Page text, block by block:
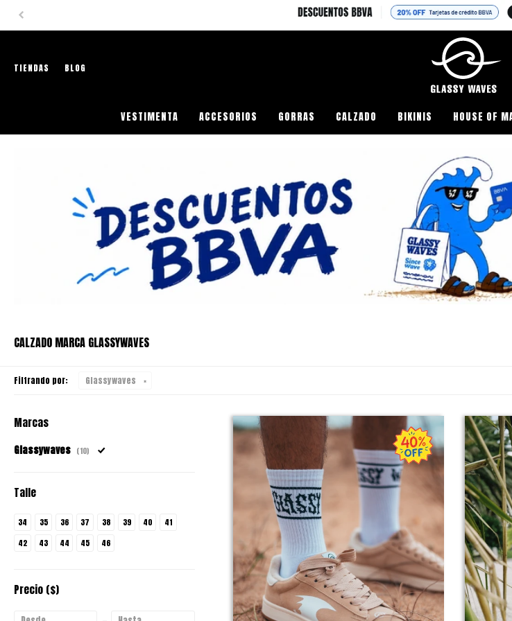
HASTA 40% OFF EN PRODUCTOS SELECCIONADOS
VESTIMENTA ACCESORIOS GORRAS CALZADO BIKINIS HOUSE OF
TIENDAS BLOG
CALZADO MARCA GLASSYWAVES
Filtrando por: Glassywaves
Marcas
Glassywaves (10)
Talle
34 35 36 37 38 39 40
41
42
43 44 45 46
Precio ($)